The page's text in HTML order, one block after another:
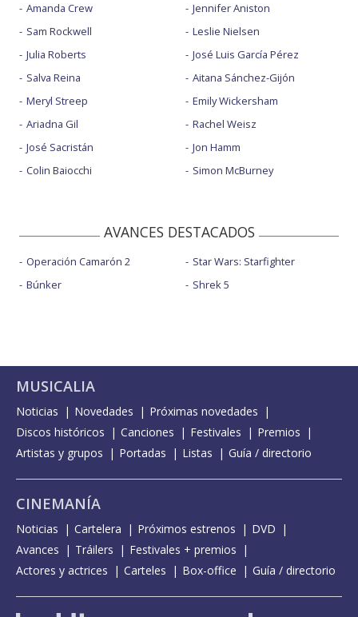
Amanda Crew
Sam Rockwell
Julia Roberts
Salva Reina
Meryl Streep
Ariadna Gil
José Sacristán
Colin Baiocchi
Jennifer Aniston
Leslie Nielsen
José Luis García Pérez
Aitana Sánchez-Gijón
Emily Wickersham
Rachel Weisz
Jon Hamm
Simon McBurney
AVANCES DESTACADOS
Operación Camarón 2
Búnker
Star Wars: Starfighter
Shrek 5
MUSICALIA
Noticias Novedades
Próximas novedades
Discos históricos
Canciones Festivales
Premios
Artistas y grupos
Portadas Listas Guía / directorio
CINEMANÍA
Noticias Cartelera Próximos estrenos
DVD
Avances
Tráilers
Festivales + premios
Actores y actrices
Carteles Box-office Guía / directorio